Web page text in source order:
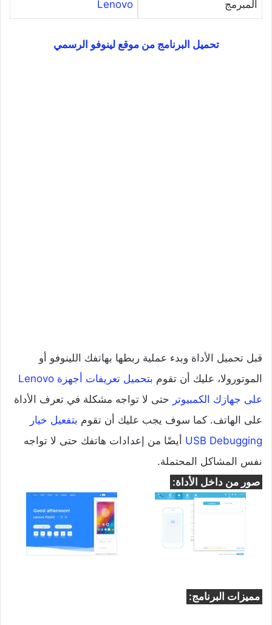
المبرمج Lenovo
تحميل البرنامج من موقع لينوفو الرسمي
قبل تحميل الأداة وبدء عملية ربطها بهاتفك اللينوفو أو
الموتورولا، عليك أن تقوم
بتحميل تعريفات أجهزة Lenovo
على جهازك الكمبيوتر حتى لا تواجه مشكلة في تعرف الأداة
على الهاتف. كما سوف يجب عليك أن تقوم بتفعيل خيار
USB Debugging أيضًا من إعدادات هاتفك حتى لا تواجه
نفس المشاكل المحتملة.
صور من داخل الأداة:
مميزات البرنامج: